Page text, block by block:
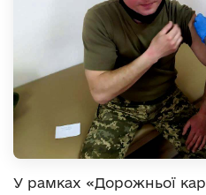
У рамках «Дорожньої